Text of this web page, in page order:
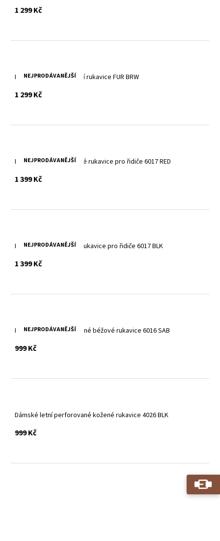
1 299 Kčs DPH
NEJPRODÁVANĚJŠÍ
Hnědé kožešinové zimní rukavice FUR BRW
1 299 Kčs DPH
NEJPRODÁVANĚJŠÍ
Dámské červené kožené rukavice pro řidiče 6017 RED
1 399 Kčs DPH
NEJPRODÁVANĚJŠÍ
Dámské černé kožené rukavice pro řidiče 6017 BLK
1 399 Kčs DPH
NEJPRODÁVANĚJŠÍ
Dámské letní perforované béžové rukavice 6016 SAB
999 Kčs DPH
Dámské letní perforované kožené rukavice 4026 BLK
999 Kčs DPH